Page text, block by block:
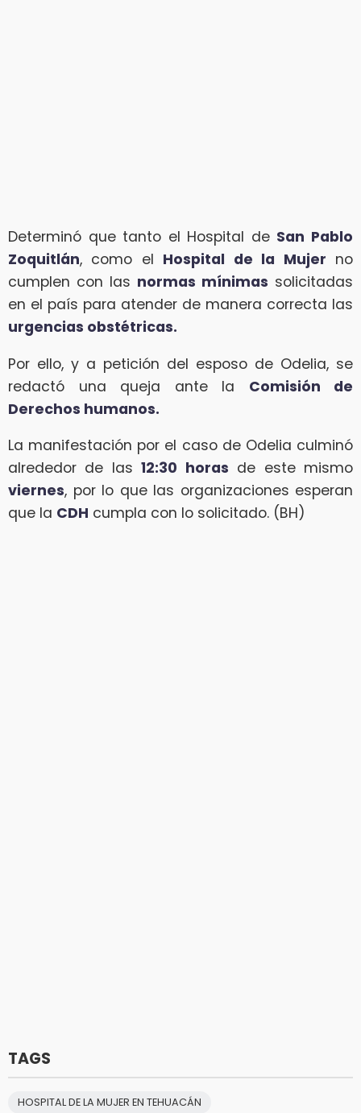
Determinó que tanto el Hospital de San Pablo
Zoquitlán, como el Hospital de la Mujer no
cumplen con las normas mínimas solicitadas
en el país para atender de manera correcta las
urgencias obstétricas.
Por ello, y a petición del esposo de Odelia, se
redactó una queja ante la Comisión de
Derechos humanos.
La manifestación por el caso de Odelia culminó
alrededor de las12:30 horas de este mismo
viernes, por lo que las organizaciones esperan
que la CDH cumpla con lo solicitado. (BH)
TAGS
HOSPITAL DE LA MUJER EN TEHUACÁN